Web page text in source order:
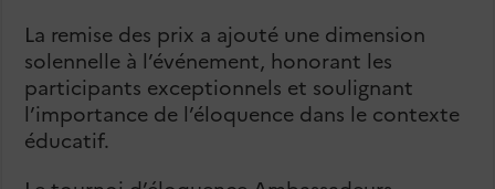
La remise des prix a ajouté une dimension
solennelle à l’événement, honorant les
participants exceptionnels et soulignant
l’importance de l’éloquence dans le contexte
éducatif.